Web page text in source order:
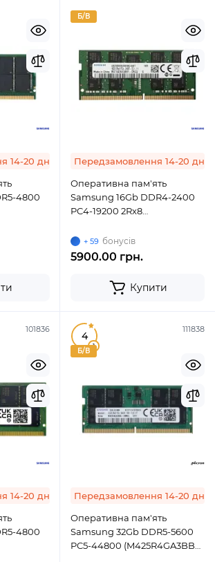
14-20 днів
4800
Outline
Б/В
Передзамовлення 14-20 днів
Оперативна пам'ять
Samsung 16Gb DDR4-2400
PC4-19200 2Rx8
SODIMM ECC Small Outline
+ 59 бонусів
5900.00 грн.
Купити
101836
14-20 днів
4800
111838
Б/В
4
1
Передзамовлення 14-20 днів
Оперативна пам'ять
Samsung 32Gb DDR5-5600
PC5-44800 (M425R4GA3BB0-